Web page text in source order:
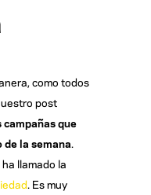
como todos
post
que
la semana
llamado la
. Es muy